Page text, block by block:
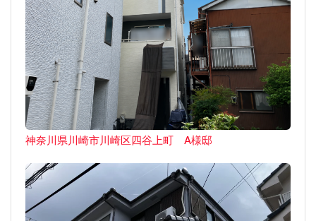
神奈川県川崎市川崎区四谷上町 A様邸